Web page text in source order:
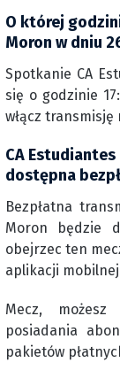
O której
Moron w dniu
Spotkanie CA
się o godzinie
włącz
CA
dostępna
Bezpłatna
Moron będzie
obejrzec ten
aplikacji
Mecz,
posiadania
pakietów